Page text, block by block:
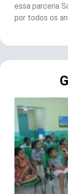
essa parceria
por todos os